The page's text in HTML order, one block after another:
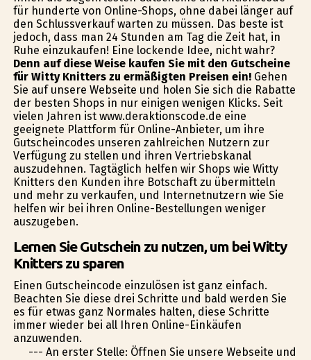
für hunderte von Online-Shops, ohne dabei länger auf
den Schlussverkauf warten zu müssen. Das beste ist
jedoch, dass man 24 Stunden am Tag die Zeit hat, in
Ruhe einzukaufen! Eine lockende Idee, nicht wahr?
Denn auf diese Weise kaufen Sie mit den Gutscheine
für Witty Knitters zu ermäßigten Preisen ein!Gehen
Sie auf unsere Webseite und holen Sie sich die Rabatte
der besten Shops in nur einigen wenigen Klicks. Seit
vielen Jahren ist www.deraktionscode.de eine
geeignete Plattform für Online-Anbieter, um ihre
Gutscheincodes unseren zahlreichen Nutzern zur
Verfügung zu stellen und ihren Vertriebskanal
auszudehnen. Tagtäglich helfen wir Shops wie Witty
Knitters den Kunden ihre Botschaft zu übermitteln
und mehr zu verkaufen, und Internetnutzern wie Sie
helfen wir bei ihren Online-Bestellungen weniger
auszugeben.
Lernen Sie Gutschein zu nutzen, um bei Witty
Knitters zu sparen
Einen Gutscheincode einzulösen ist ganz einfach.
Beachten Sie diese drei Schritte und bald werden Sie
es für etwas ganz Normales halten, diese Schritte
immer wieder bei all Ihren Online-Einkäufen
anzuwenden.
--- An erster Stelle: Öffnen Sie unsere Webseite und